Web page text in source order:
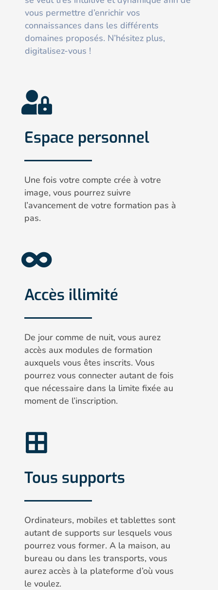
vous permettre d’enrichir vos
connaissances dans les différents
domaines proposés. N’hésitez plus,
digitalisez-vous !
Espace personnel
Une fois votre compte crée à votre
image, vous pourrez suivre
l’avancement de votre formation pas à
pas.
Accès illimité
De jour comme de nuit, vous aurez
accès aux modules de formation
auxquels vous êtes inscrits. Vous
pourrez vous connecter autant de fois
que nécessaire dans la limite fixée au
moment de l’inscription.
Tous supports
Ordinateurs, mobiles et tablettes sont
autant de supports sur lesquels vous
pourrez vous former. A la maison, au
bureau ou dans les transports, vous
aurez accès à la plateforme d’où vous
le voulez.